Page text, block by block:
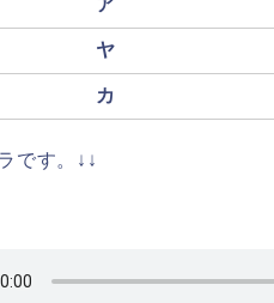
ア
ヤ
カ
です。↓↓